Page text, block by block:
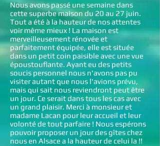
Nous avons passé une semaine dans
cette superbe maison du 20 au 27 juin.
Tout a été à la hauteur de nos attentes
voir même mieux ! La maison est
merveilleusement rénovée et
parfaitement équipée, elle est située
dans un petit coin paisible avec une vue
époustouflante. Ayant eu des petits
soucis personnel nous n'avons pas pu
visiter autant que nous l'avions prévu,
mais qui sait nous reviendront peut être
un jour. Ce serait dans tous les cas avec
un grand plaisir. Merci à monsieur et
madame Lacan pour leur accueil et leur
volonté de tout parfaire ! Nous espérons
pouvoir proposer un jour des gîtes chez
nous en Alsace a la hauteur de celui la !!